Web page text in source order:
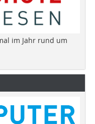
im Jahr rund um